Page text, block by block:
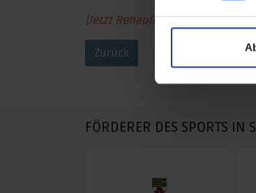
[Jetzt Renault-Abo starten]
Zurück
FÖRDERER DES SPORTS IN